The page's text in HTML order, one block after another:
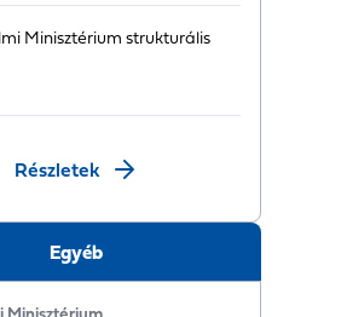
Minisztérium strukturális
Részletek
Egyéb